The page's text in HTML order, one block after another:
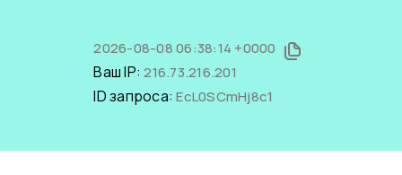
2026-08-08 06:38:14 +0000
Ваш IP:216.73.216.201
ID запроса:EcL0SCmHj8c1